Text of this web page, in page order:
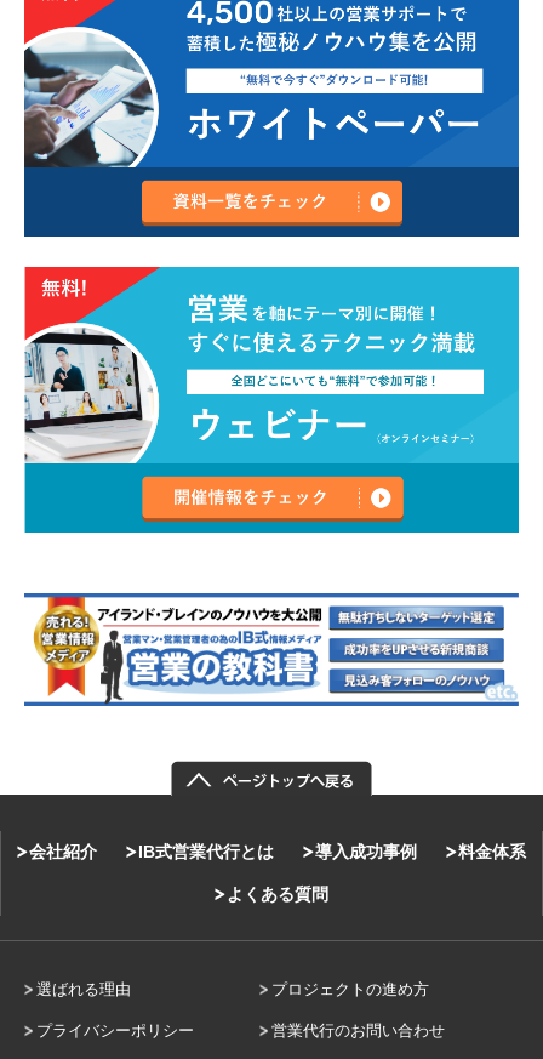
会社紹介 IB式営業代行とは 導入成功事例 料金体系
よくある質問
選ばれる理由 プロジェクトの進め方
プライバシーポリシー 営業代行のお問い合わせ